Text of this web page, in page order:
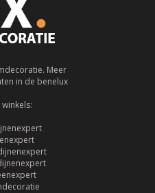
Meer
in de benelux